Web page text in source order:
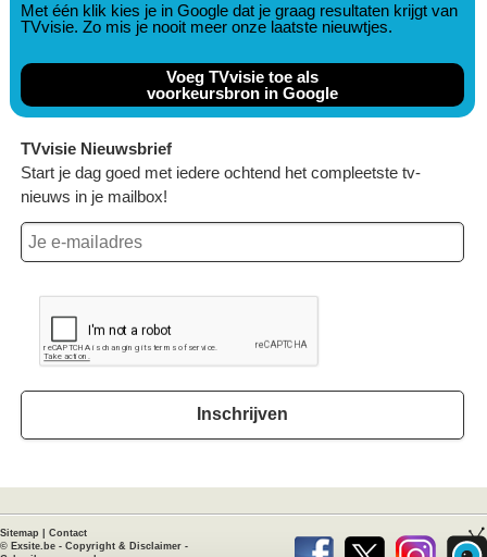
Met één klik kies je in Google dat je graag resultaten krijgt van
TVvisie. Zo mis je nooit meer onze laatste nieuwtjes.
Voeg TVvisie toe als
voorkeursbron in Google
TVvisie Nieuwsbrief
Start je dag goed met iedere ochtend het compleetste tv-
nieuws in je mailbox!
Inschrijven
Sitemap
Contact
© Exsite.be - Copyright & Disclaimer -